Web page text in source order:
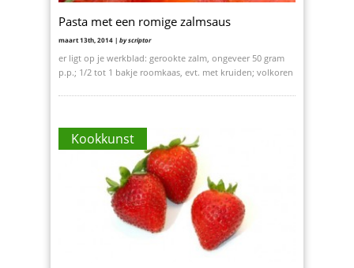
Pasta met een romige zalmsaus
maart 13th, 2014 | by scriptor
er ligt op je werkblad: gerookte zalm, ongeveer 50 gram
p.p.; 1/2 tot 1 bakje roomkaas, evt. met kruiden; volkoren
Kookkunst